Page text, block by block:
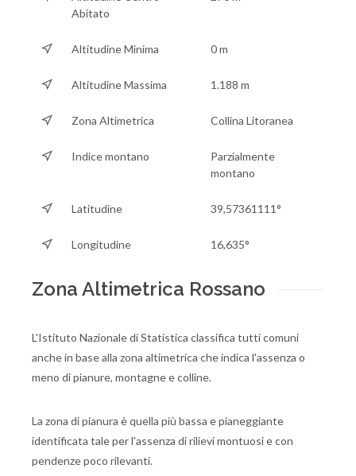
Abitato
Altitudine Minima 0 m
Altitudine Massima 1.188 m
Zona Altimetrica Collina Litoranea
Indice montano
Parzialmente
montano
Latitudine 39,57361111°
Longitudine 16,635°
Zona Altimetrica Rossano
L'Istituto Nazionale di Statistica classifica tutti comuni
anche in base alla zona altimetrica che indica l'assenza o
meno di pianure, montagne e colline.
La zona di pianura è quella più bassa e pianeggiante
identificata tale per l'assenza di rilievi montuosi e con
pendenze poco rilevanti.